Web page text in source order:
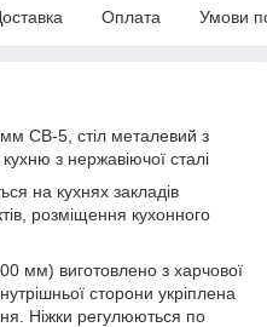
Оплата Умови
СВ-5, стіл металевий з
з нержавіючої сталі
на кухнях закладів
розміщення кухонного
мм) виготовлено з харчової
сторони укріплена
Ніжки регулюються по